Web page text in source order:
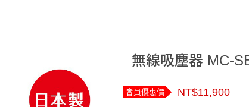
無線吸塵器 MC-
會員優惠價 NT$11,900